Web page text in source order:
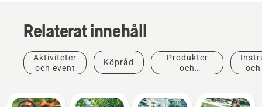
Relaterat innehåll
Aktiviteter
och event
Köpråd
Produkter
och